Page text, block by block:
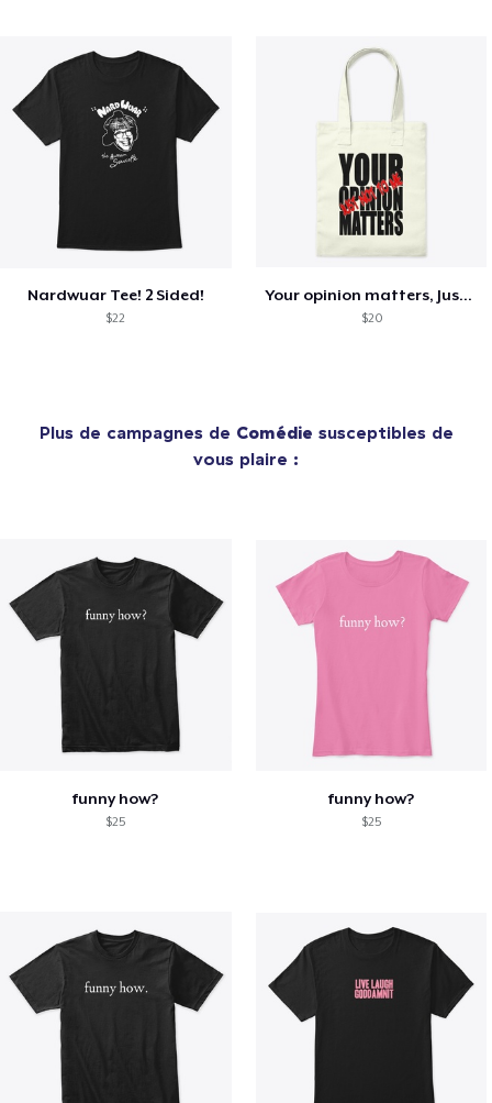
Nardwuar Tee! 2 Sided!
$22
Your opinion matters, Just not to me!
$20
Plus de campagnes de Comédie susceptibles de
vous plaire :
funny how?
$25
funny how?
$25